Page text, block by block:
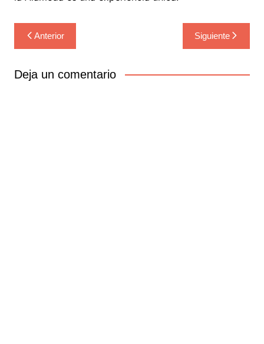
Navegación
de
entradas
Anterior Siguiente
Deja un comentario